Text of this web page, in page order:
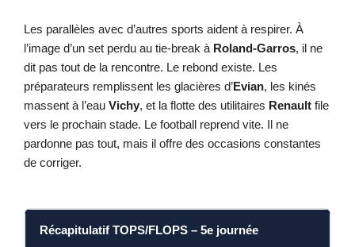
Les parallèles avec d’autres sports aident à respirer. À
l’image d’un set perdu au tie-break à Roland-Garros, il ne
dit pas tout de la rencontre. Le rebond existe. Les
préparateurs remplissent les glacières d’Evian, les kinés
massent à l’eau Vichy, et la flotte des utilitaires Renault file
vers le prochain stade. Le football reprend vite. Il ne
pardonne pas tout, mais il offre des occasions constantes
de corriger.
Récapitulatif TOPS/FLOPS – 5e journée